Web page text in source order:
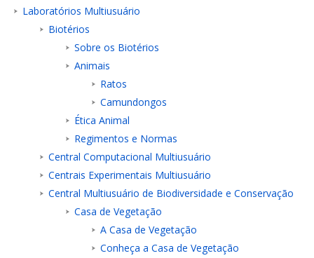
Laboratórios Multiusuário
Biotérios
Sobre os Biotérios
Animais
Ratos
Camundongos
Ética Animal
Regimentos e Normas
Central Computacional Multiusuário
Centrais Experimentais Multiusuário
Central Multiusuário de Biodiversidade e Conservação
Casa de Vegetação
A Casa de Vegetação
Conheça a Casa de Vegetação